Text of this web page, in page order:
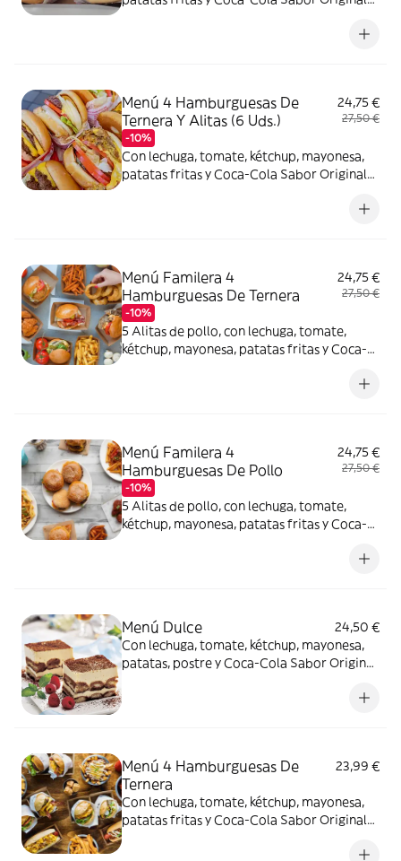
Menú 4 Hamburguesas De
Ternera Y Alitas (6 Uds.)
-10%
24,75 €
27,50 €
Con lechuga, tomate, kétchup, mayonesa,
patatas fritas y Coca-Cola Sabor Original
Menú Familera 4
Hamburguesas De Ternera
-10%
24,75 €
27,50 €
5 Alitas de pollo, con lechuga, tomate,
kétchup, mayonesa, patatas fritas y Coca-
Menú Familera 4
Hamburguesas De Pollo
-10%
24,75 €
27,50 €
5 Alitas de pollo, con lechuga, tomate,
kétchup, mayonesa, patatas fritas y Coca-
Menú Dulce
24,50 €
Con lechuga, tomate, kétchup, mayonesa,
patatas, postre y Coca-Cola Sabor Original
Menú 4 Hamburguesas De
Ternera
23,99 €
Con lechuga, tomate, kétchup, mayonesa,
patatas fritas y Coca-Cola Sabor Original